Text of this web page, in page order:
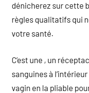
dénicherez sur cette
règles qualitatifs qui
votre santé.
C’est une , un
sanguines à
vagin en la pliable